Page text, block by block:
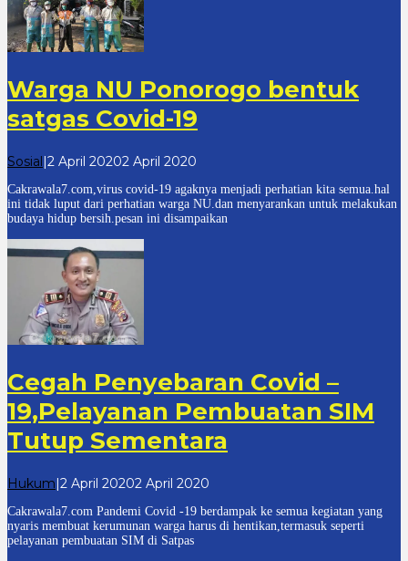
Warga NU Ponorogo bentuk
satgas Covid-19
Sosial|2 April 20202 April 2020
7
Cakrawala7.com,virus covid-19 agaknya menjadi perhatian kita semua.hal
ini tidak luput dari perhatian warga NU.dan menyarankan untuk melakukan
budaya hidup bersih.pesan ini disampaikan
Cegah Penyebaran Covid –
19,Pelayanan Pembuatan SIM
Tutup Sementara
Hukum|2 April 20202 April 2020
7
Cakrawala7.com Pandemi Covid -19 berdampak ke semua kegiatan yang
nyaris membuat kerumunan warga harus di hentikan,termasuk seperti
pelayanan pembuatan SIM di Satpas